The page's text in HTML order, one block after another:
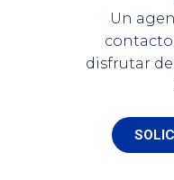
Un
contacto
disfrutar